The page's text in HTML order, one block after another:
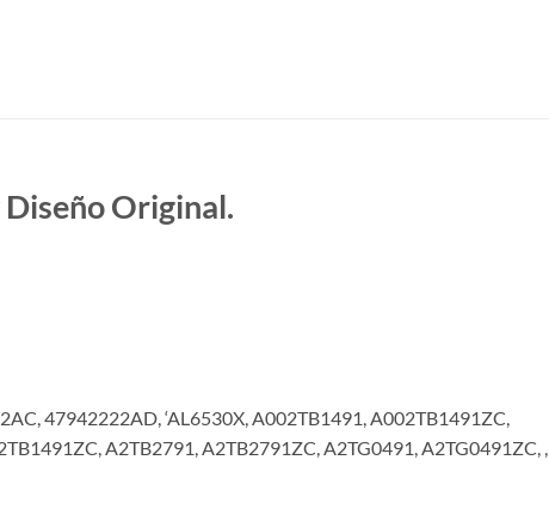
Original.
47942222AD, ‘AL6530X, A002TB1491, A002TB1491ZC,
A2TB2791, A2TB2791ZC, A2TG0491, A2TG0491ZC, ,